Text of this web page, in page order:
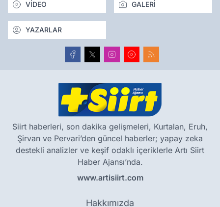
VİDEO GALERİ
YAZARLAR
Siirt haberleri, son dakika gelişmeleri, Kurtalan, Eruh,
Şirvan ve Pervari’den güncel haberler; yapay zeka
destekli analizler ve keşif odaklı içeriklerle Artı Siirt
Haber Ajansı’nda.
www.artisiirt.com
Hakkımızda